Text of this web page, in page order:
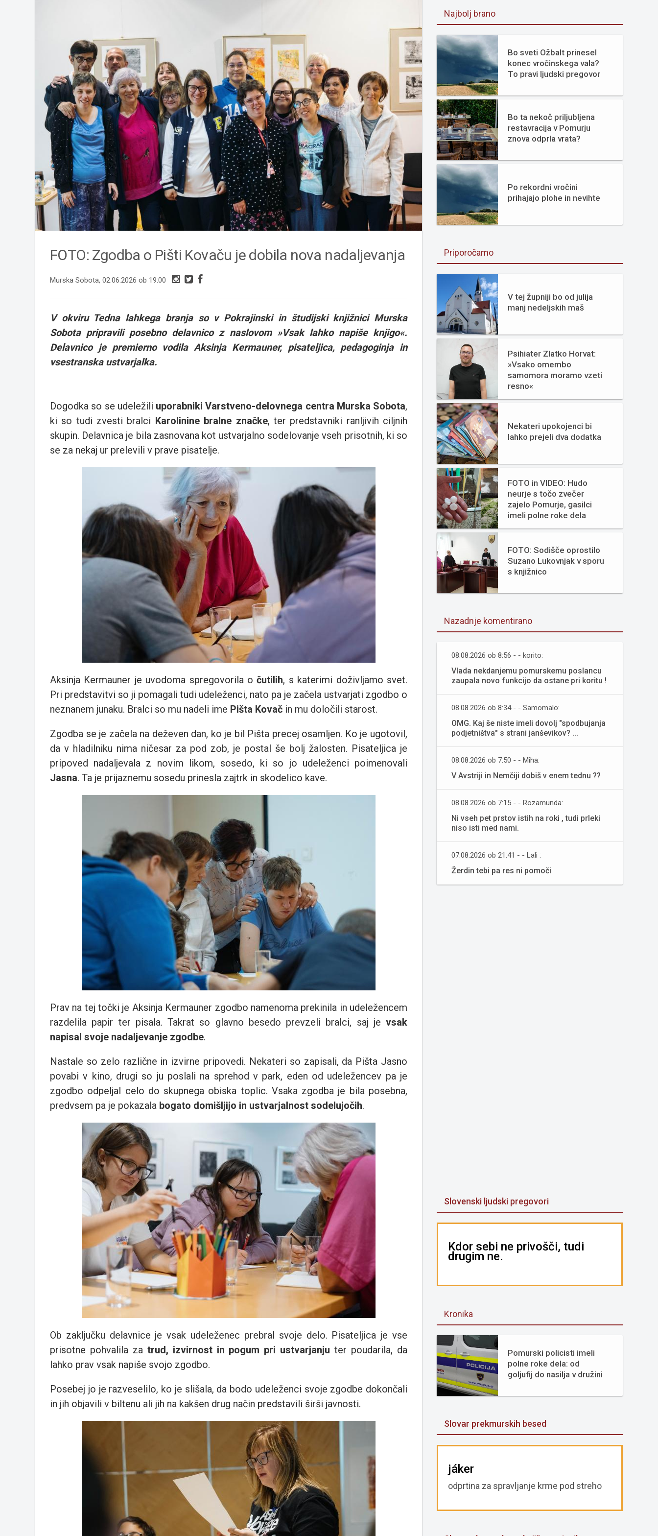
FOTO: Zgodba o Pišti Kovaču je dobila nova nadaljevanja
Murska Sobota, 02.06.2026 ob 19:00
V okviru Tedna lahkega branja so v Pokrajinski in študijski knjižnici Murska
Sobota pripravili posebno delavnico z naslovom »Vsak lahko napiše knjigo«.
Delavnico je premierno vodila Aksinja Kermauner, pisateljica, pedagoginja in
vsestranska ustvarjalka.
Dogodka so se udeležili uporabniki Varstveno-delovnega centra Murska Sobota,
ki so tudi zvesti bralci Karolinine bralne značke, ter predstavniki ranljivih ciljnih
skupin. Delavnica je bila zasnovana kot ustvarjalno sodelovanje vseh prisotnih, ki so
se za nekaj ur prelevili v prave pisatelje.
Aksinja Kermauner je uvodoma spregovorila očutilih, s katerimi doživljamo svet.
Pri predstavitvi so ji pomagali tudi udeleženci, nato pa je začela ustvarjati zgodbo o
neznanem junaku. Bralci so mu nadeli ime Pišta Kovač in mu določili starost.
Zgodba se je začela na deževen dan, ko je bil Pišta precej osamljen. Ko je ugotovil,
da v hladilniku nima ničesar za pod zob, je postal še bolj žalosten. Pisateljica je
pripoved nadaljevala z novim likom, sosedo, ki so jo udeleženci poimenovali
Jasna. Ta je prijaznemu sosedu prinesla zajtrk in skodelico kave.
Prav na tej točki je Aksinja Kermauner zgodbo namenoma prekinila in udeležencem
razdelila papir ter pisala. Takrat so glavno besedo prevzeli bralci, saj je vsak
napisal svoje nadaljevanje zgodbe.
Nastale so zelo različne in izvirne pripovedi. Nekateri so zapisali, da Pišta Jasno
povabi v kino, drugi so ju poslali na sprehod v park, eden od udeležencev pa je
zgodbo odpeljal celo do skupnega obiska toplic. Vsaka zgodba je bila posebna,
predvsem pa je pokazala bogato domišljijo in ustvarjalnost sodelujočih.
Ob zaključku delavnice je vsak udeleženec prebral svoje delo. Pisateljica je vse
prisotne pohvalila za trud, izvirnost in pogum pri ustvarjanju ter poudarila, da
lahko prav vsak napiše svojo zgodbo.
Posebej jo je razveselilo, ko je slišala, da bodo udeleženci svoje zgodbe dokončali
in jih objavili v biltenu ali jih na kakšen drug način predstavili širši javnosti.
Najbolj brano
Bo sveti Ožbalt prinesel
konec vročinskega vala?
To pravi ljudski pregovor
Bo ta nekoč priljubljena
restavracija v Pomurju
znova odprla vrata?
Po rekordni vročini
prihajajo plohe in nevihte
Priporočamo
V tej župniji bo od julija
manj nedeljskih maš
Psihiater Zlatko Horvat:
»Vsako omembo
samomora moramo vzeti
resno«
Nekateri upokojenci bi
lahko prejeli dva dodatka
FOTO in VIDEO: Hudo
neurje s točo zvečer
zajelo Pomurje, gasilci
imeli polne roke dela
FOTO: Sodišče oprostilo
Suzano Lukovnjak v sporu
s knjižnico
Nazadnje komentirano
08.08.2026 ob 8:56 - - korito:
Vlada nekdanjemu pomurskemu poslancu
zaupala novo funkcijo da ostane pri koritu !
08.08.2026 ob 8:34 - - Samomalo:
OMG. Kaj še niste imeli dovolj "spodbujanja
podjetništva" s strani janševikov? ...
08.08.2026 ob 7:50 - - Miha:
V Avstriji in Nemčiji dobiš v enem tednu ??
08.08.2026 ob 7:15 - - Rozamunda:
Ni vseh pet prstov istih na roki , tudi prleki
niso isti med nami.
07.08.2026 ob 21:41 - - Lali :
Žerdin tebi pa res ni pomoči
Slovenski ljudski pregovori
Kdor sebi ne privošči, tudi
drugim ne.
Kronika
Pomurski policisti imeli
polne roke dela: od
goljufij do nasilja v družini
Slovar prekmurskih besed
jáker
odprtina za spravljanje krme pod streho